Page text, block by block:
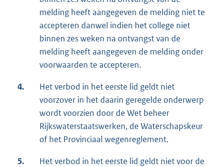
melding heeft aangegeven de melding niet te
accepteren danwel indien het college niet
binnen zes weken na ontvangst van de
melding heeft aangegeven de melding onder
voorwaarden te accepteren.
4.
Het verbod in het eerste lid geldt niet
voorzover in het daarin geregelde onderwerp
wordt voorzien door de Wet beheer
Rijkswaterstaatswerken, de Waterschapskeur
of het Provinciaal wegenreglement.
5.
Het verbod in het eerste lid geldt niet voor de